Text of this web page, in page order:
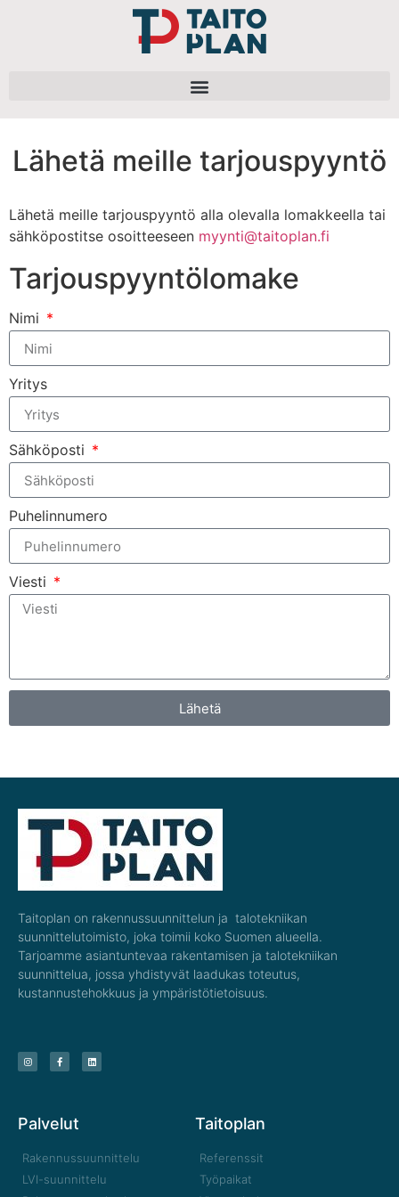
Lähetä meille tarjouspyyntö
Lähetä meille tarjouspyyntö alla olevalla lomakkeella tai
sähköpostitse osoitteeseen myynti@taitoplan.fi
Tarjouspyyntölomake
Nimi
Yritys
Sähköposti
Puhelinnumero
Viesti
Lähetä
Taitoplan on rakennussuunnittelun ja talotekniikan
suunnittelutoimisto, joka toimii koko Suomen alueella.
Tarjoamme asiantuntevaa rakentamisen ja talotekniikan
suunnittelua, jossa yhdistyvät laadukas toteutus,
kustannustehokkuus ja ympäristötietoisuus.
Palvelut
Rakennussuunnittelu
LVI-suunnittelu
Taitoplan
Referenssit
Työpaikat